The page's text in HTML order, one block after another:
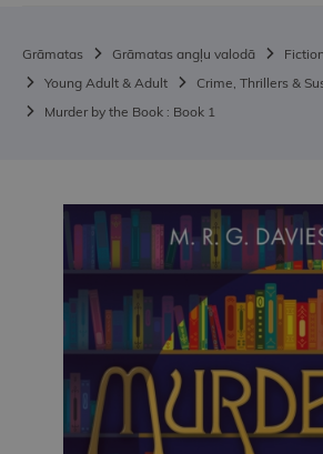
Grāmatas Grāmatas angļu valodā
Fiction
Young Adult & Adult
Crime, Thrillers &
Murder by the Book : Book 1